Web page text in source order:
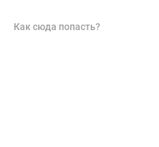
Как сюда попасть?